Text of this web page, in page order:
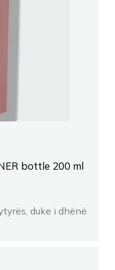
bottle 200 ml
duke i dhënë